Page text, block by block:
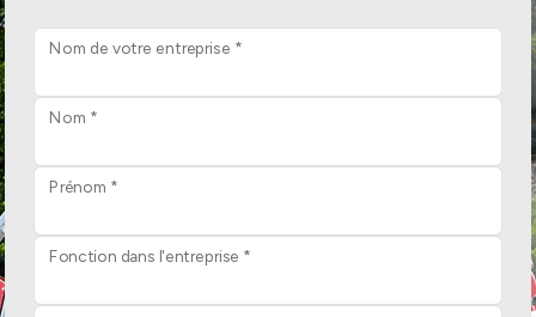
Nom de votre entreprise *
Nom *
Prénom *
Fonction dans l'entreprise *